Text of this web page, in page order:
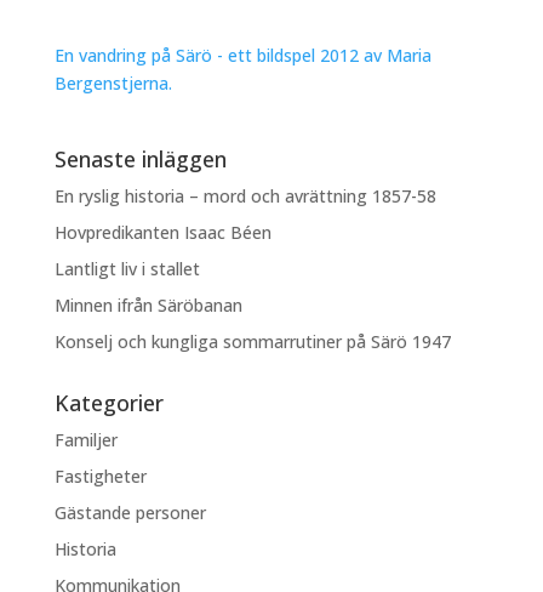
En vandring på Särö - ett bildspel 2012 av Maria
Bergenstjerna.
Senaste inläggen
En ryslig historia – mord och avrättning 1857-58
Hovpredikanten Isaac Béen
Lantligt liv i stallet
Minnen ifrån Säröbanan
Konselj och kungliga sommarrutiner på Särö 1947
Kategorier
Familjer
Fastigheter
Gästande personer
Historia
Kommunikation